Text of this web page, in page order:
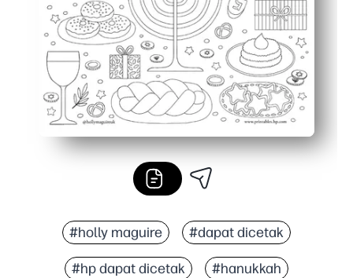
#holly maguire #dapat dicetak
#hp dapat dicetak #hanukkah